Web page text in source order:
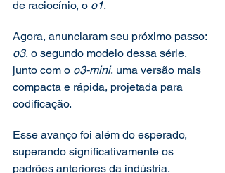
de raciocínio, o o1.
Agora, anunciaram seu próximo passo:
o3, o segundo modelo dessa série,
junto com o o3-mini, uma versão mais
compacta e rápida, projetada para
codificação.
Esse avanço foi além do esperado,
superando significativamente os
padrões anteriores da indústria.